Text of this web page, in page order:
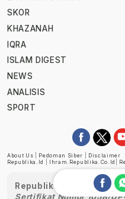
SKOR
KHAZANAH
IQRA
ISLAM DIGEST
NEWS
ANALISIS
SPORT
About Us Pedoman Siber
Disclaimer
Republika.id
Ihram.republika.co.id
Republika telah
Sertifikat Nomor 1058/